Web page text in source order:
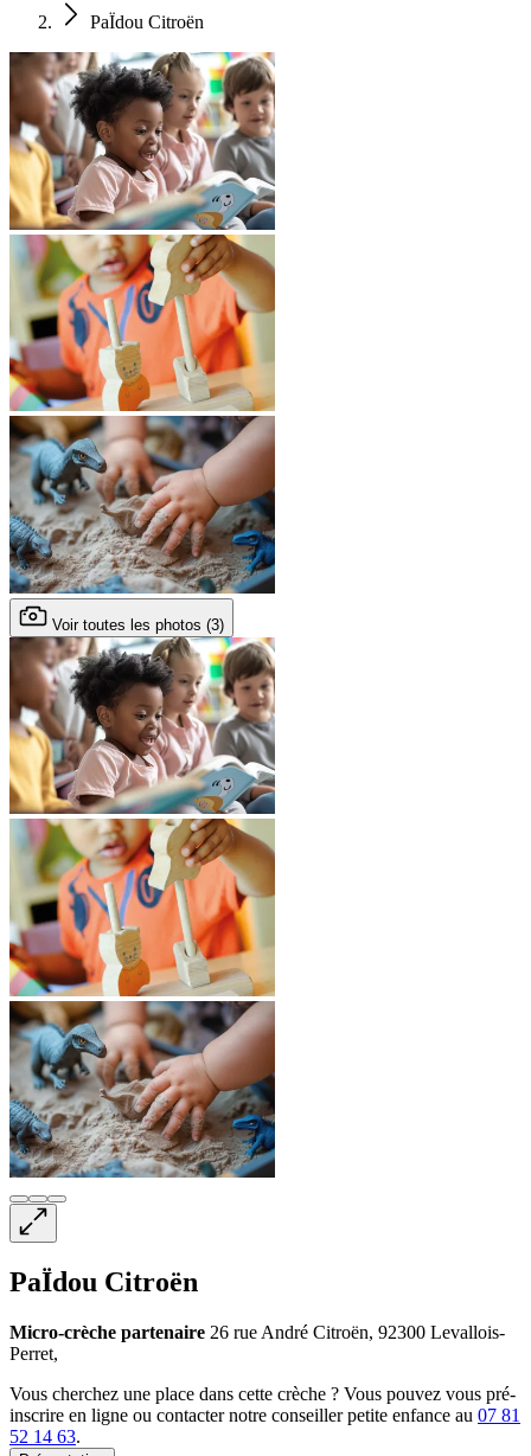
PaÏdou Citroën
Voir toutes les photos (3)
PaÏdou Citroën
Micro-crèche partenaire 26 rue André Citroën, 92300 Levallois-
Perret,
Vous cherchez une place dans cette crèche ? Vous pouvez vous pré-
inscrire en ligne ou contacter notre conseiller petite enfance au 07 81
52 14 63.